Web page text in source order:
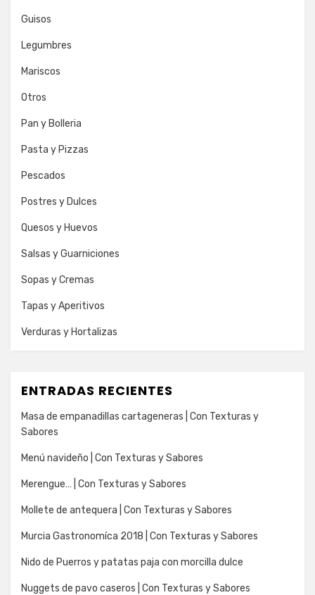
Guisos
Legumbres
Mariscos
Otros
Pan y Bolleria
Pasta y Pizzas
Pescados
Postres y Dulces
Quesos y Huevos
Salsas y Guarniciones
Sopas y Cremas
Tapas y Aperitivos
Verduras y Hortalizas
ENTRADAS RECIENTES
Masa de empanadillas cartageneras | Con Texturas y
Sabores
Menú navideño | Con Texturas y Sabores
Merengue… | Con Texturas y Sabores
Mollete de antequera | Con Texturas y Sabores
Murcia Gastronomíca 2018 | Con Texturas y Sabores
Nido de Puerros y patatas paja con morcilla dulce
Nuggets de pavo caseros | Con Texturas y Sabores